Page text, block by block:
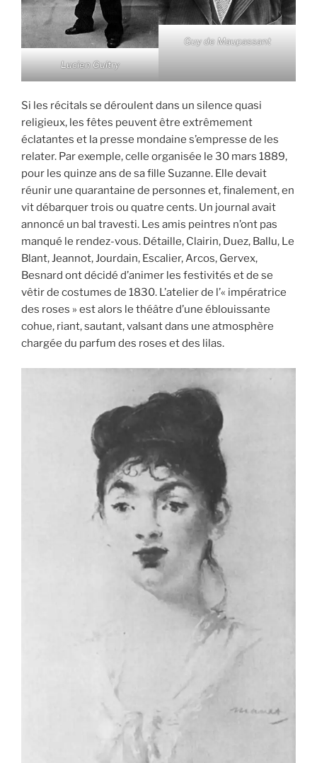
Lucien Guitry
Guy de Maupassant
Si les récitals se déroulent dans un silence quasi
religieux, les fêtes peuvent être extrêmement
éclatantes et la presse mondaine s’empresse de les
relater. Par exemple, celle organisée le 30 mars 1889,
pour les quinze ans de sa fille Suzanne. Elle devait
réunir une quarantaine de personnes et, finalement, en
vit débarquer trois ou quatre cents. Un journal avait
annoncé un bal travesti. Les amis peintres n’ont pas
manqué le rendez-vous. Détaille, Clairin, Duez, Ballu, Le
Blant, Jeannot, Jourdain, Escalier, Arcos, Gervex,
Besnard ont décidé d’animer les festivités et de se
vêtir de costumes de 1830. L’atelier de l’« impératrice
des roses » est alors le théâtre d’une éblouissante
cohue, riant, sautant, valsant dans une atmosphère
chargée du parfum des roses et des lilas.